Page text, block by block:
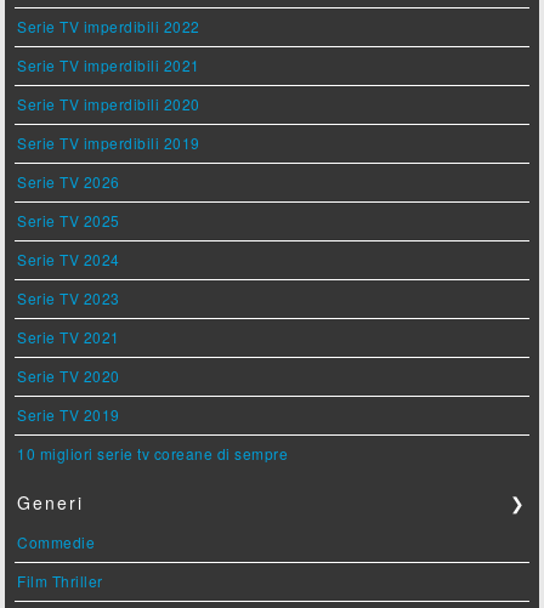
Serie TV imperdibili 2022
Serie TV imperdibili 2021
Serie TV imperdibili 2020
Serie TV imperdibili 2019
Serie TV 2026
Serie TV 2025
Serie TV 2024
Serie TV 2023
Serie TV 2021
Serie TV 2020
Serie TV 2019
10 migliori serie tv coreane di sempre
Generi ❯
Commedie
Film Thriller